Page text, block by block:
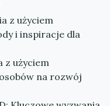
z użyciem
i inspiracje dla
z użyciem
na rozwój